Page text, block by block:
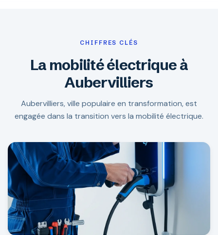
CHIFFRES CLÉS
La mobilité électrique à
Aubervilliers
Aubervilliers, ville populaire en transformation, est
engagée dans la transition vers la mobilité électrique.